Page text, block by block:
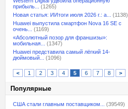
прибыль...
(1265)
Новая статья: ИИтоги июля 2026 г.: а...
(1138)
Huawei выпустила смартфон Nova 16 SE с
очень...
(1169)
«Абсолютный позор для франшизы»:
мобильная...
(1347)
Huawei представила самый лёгкий 14-
дюймовый...
(1096)
< 1 2 3 4 5 6 7 8 >
Популярные
США стали главным поставщиком...
(39549)